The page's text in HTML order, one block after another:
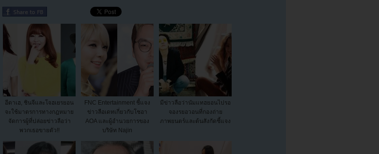
อีดาเฮ, ชินจีและโจฮเยรยอน
จะใช้มาตรการทางกฎหมาย
จัดการผู้ที่ปล่อยข่าวลือว่า
พวกเธอขายตัว!!
FNC Entertainment ชี้แจง
ข่าวลือเดทเกี่ยวกับโชอา
AOA และผู้อำนวยการของ
บริษัท Najin
มีข่าวลือว่านัมแทฮยอนไปรอ
จองรยอวอนที่กองถ่าย
ภาพยนตร์และต้นสังกัดชี้แจง